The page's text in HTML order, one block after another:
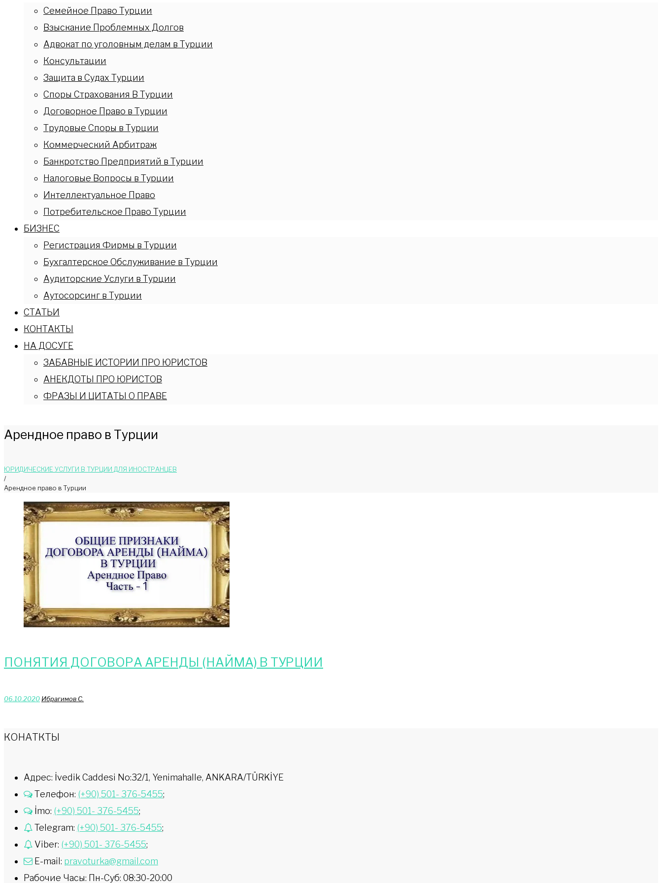
Семейное Право Турции
Взыскание Проблемных Долгов
Адвокат по уголовным делам в Турции
Консультации
Защита в Судах Турции
Споры Страхования В Турции
Договорное Право в Турции
Трудовые Споры в Турции
Коммерческий Арбитраж
Банкротство Предприятий в Турции
Налоговые Вопросы в Турции
Интеллектуальное Право
Потребительское Право Турции
БИЗНЕС
Регистрация Фирмы в Турции
Бухгалтерское Обслуживание в Турции
Аудиторские Услуги в Турции
Аутосорсинг в Турции
СТАТЬИ
КОНТАКТЫ
НА ДОСУГЕ
ЗАБАВНЫЕ ИСТОРИИ ПРО ЮРИСТОВ
АНЕКДОТЫ ПРО ЮРИСТОВ
ФРАЗЫ И ЦИТАТЫ О ПРАВЕ
Арендное право в Турции
ЮРИДИЧЕСКИЕ УСЛУГИ В ТУРЦИИ ДЛЯ ИНОСТРАНЦЕВ
/
Арендное право в Турции
ПОНЯТИЯ ДОГОВОРА АРЕНДЫ (НАЙМА) В ТУРЦИИ
06.10.2020 Ибрагимов С.
КОНАТКТЫ
Адрес: İvedik Caddesi No:32/1, Yenimahalle, ANKARA/TÜRKİYE
Телефон: (+90) 501- 376-5455;
İmo: (+90) 501- 376-5455;
Telegram: (+90) 501- 376-5455;
Viber: (+90) 501- 376-5455;
E-mail: pravoturka@gmail.com
Рабочие Часы: Пн-Суб: 08:30-20:00